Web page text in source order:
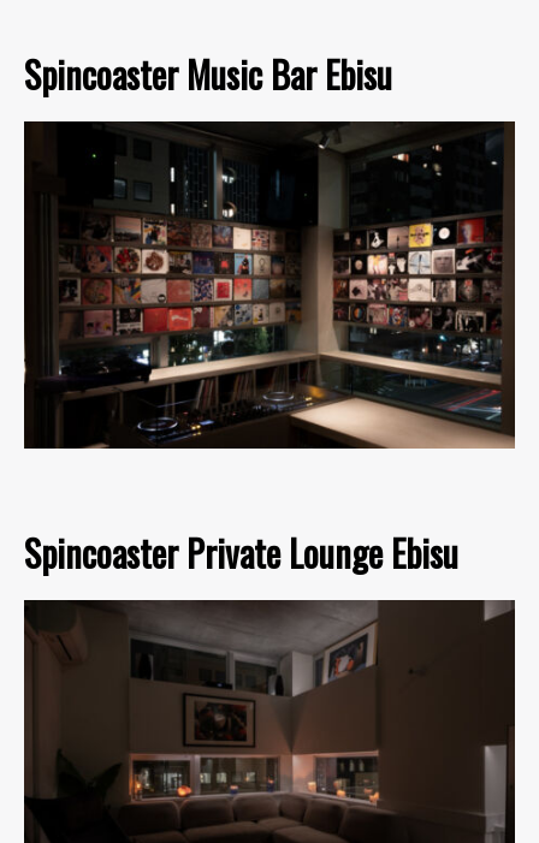
Spincoaster Music Bar Ebisu
Spincoaster Private Lounge Ebisu